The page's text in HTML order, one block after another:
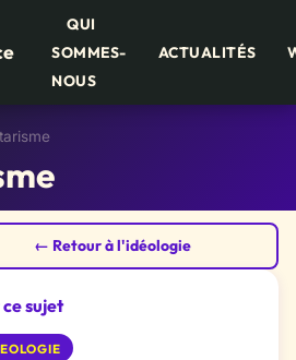
QUI
SOMMES-
NOUS
ACTUALITÉS
← Retour à l'idéologie
ce sujet